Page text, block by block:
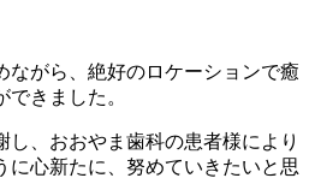
ながら、絶好のロケーションで癒
きました。
し、おおやま歯科の患者様により
に心新たに、努めていきたいと思